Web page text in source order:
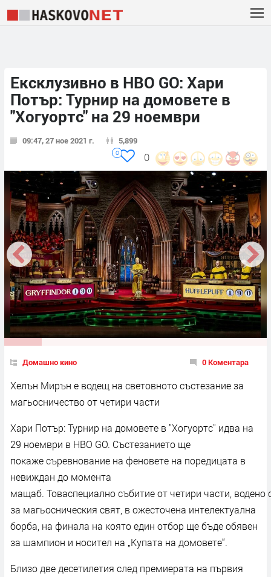
Ексклузивно в HBO GO: Хари
Потър: Турнир на домовете в
"Хогуортс" на 29 ноември
09:47, 27 ное 2021 г. 5,899
0
0
Домашно кино 0 Коментара
Хелън Мирън е водещ на световното състезание за
магьосничество от четири части
Хари Потър: Турнир на домовете в "Хогуортс" идва на
29 ноември в HBO GO. Състезанието ще
покаже съревнование на феновете на поредицата в
невиждан до момента
мащаб. Товаспециално събитие от четири части,
за магьосническия свят, в ожесточена интелектуална
борба, на финала на която един отбор ще бъде обявен
за шампион и носител на „Купата на домовете“.
Близо две десетилетия след премиерата на първия